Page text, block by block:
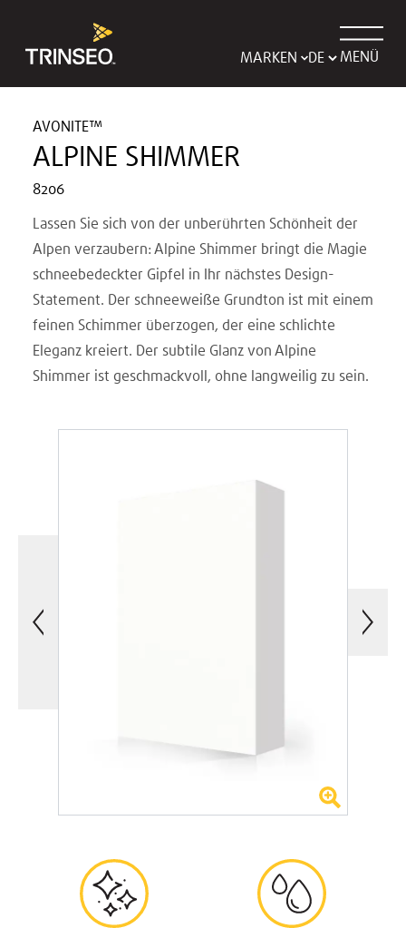
MARKEN MENÜ
AVONITE™
ALPINE SHIMMER
8206
Lassen Sie sich von der unberührten Schönheit der
Alpen verzaubern: Alpine Shimmer bringt die Magie
schneebedeckter Gipfel in Ihr nächstes Design-
Statement. Der schneeweiße Grundton ist mit einem
feinen Schimmer überzogen, der eine schlichte
Eleganz kreiert. Der subtile Glanz von Alpine
Shimmer ist geschmackvoll, ohne langweilig zu sein.